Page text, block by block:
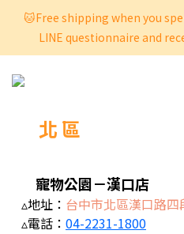
🐱Free shipping when you
LINE questionnaire and
北 區
寵物公園－漢口店
▵地址： 台中市北區漢口路四
▵電話： 04-2231-1800